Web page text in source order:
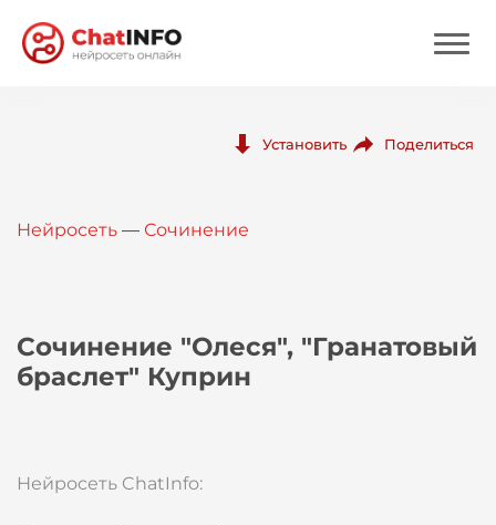
Вход
Установить Поделиться
Нейросеть — Сочинение
Сочинение "Олеся", "Гранатовый
браслет" Куприн
Нейросеть ChatInfo: